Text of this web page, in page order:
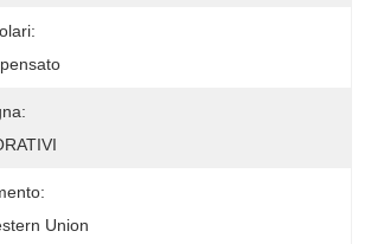
Union